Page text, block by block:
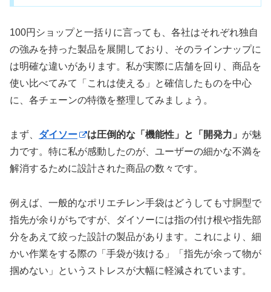
100円ショップと一括りに言っても、各社はそれぞれ独自
の強みを持った製品を展開しており、そのラインナップに
は明確な違いがあります。私が実際に店舗を回り、商品を
使い比べてみて「これは使える」と確信したものを中心
に、各チェーンの特徴を整理してみましょう。
まず、 ダイソー は圧倒的な「機能性」と「開発力」 が魅
力です。特に私が感動したのが、ユーザーの細かな不満を
解消するために設計された商品の数々です。
例えば、一般的なポリエチレン手袋はどうしても寸胴型で
指先が余りがちですが、ダイソーには指の付け根や指先部
分をあえて絞った設計の製品があります。これにより、細
かい作業をする際の「手袋が抜ける」「指先が余って物が
掴めない」というストレスが大幅に軽減されています。